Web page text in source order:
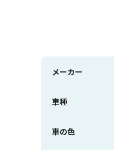
メーカー
車種
車の色